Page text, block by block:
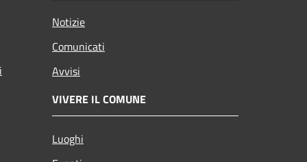
Notizie
Comunicati
Avvisi
VIVERE IL COMUNE
Luoghi